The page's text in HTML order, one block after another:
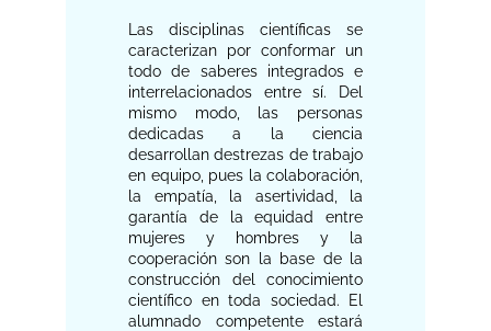
Las disciplinas científicas se
caracterizan por conformar un
todo de saberes integrados e
interrelacionados entre sí. Del
mismo modo, las personas
dedicadas a la ciencia
desarrollan destrezas de trabajo
en equipo, pues la colaboración,
la empatía, la asertividad, la
garantía de la equidad entre
mujeres y hombres y la
cooperación son la base de la
construcción del conocimiento
científico en toda sociedad. El
alumnado competente estará